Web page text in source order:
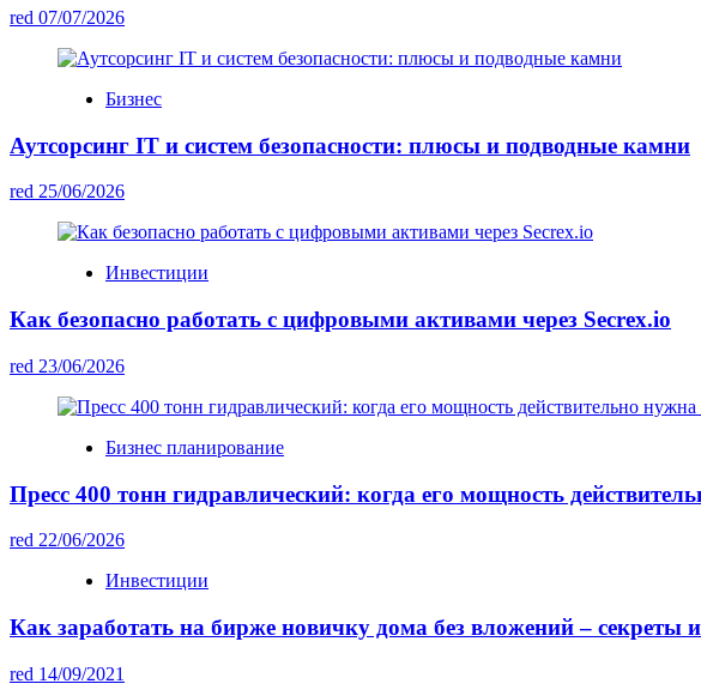
red 07/07/2026
Бизнес
Аутсорсинг IT и систем безопасности: плюсы и подводные камни
red 25/06/2026
Инвестиции
Как безопасно работать с цифровыми активами через Secrex.io
red 23/06/2026
Бизнес планирование
Пресс 400 тонн гидравлический: когда его мощность
red 22/06/2026
Инвестиции
Как заработать на бирже новичку дома без вложений – секреты
red 14/09/2021